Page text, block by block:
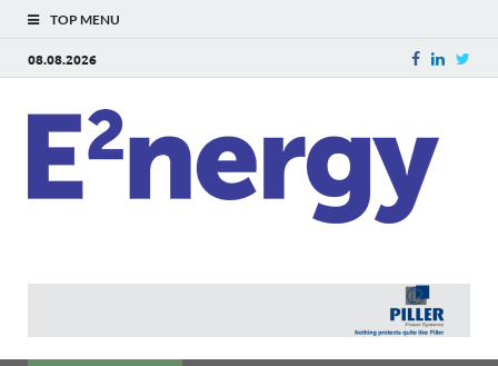
TOP MENU
08.08.2026